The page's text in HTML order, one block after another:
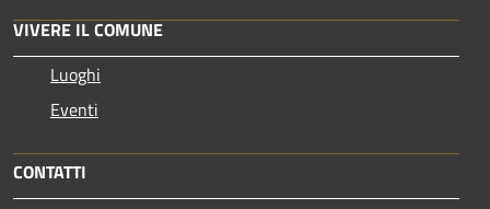
VIVERE IL COMUNE
Luoghi
Eventi
CONTATTI